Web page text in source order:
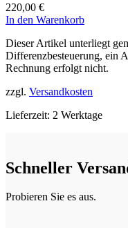
220,00 €
In den Warenkorb
Dieser Artikel unterliegt
Differenzbesteuerung, ein
Rechnung erfolgt nicht.
zzgl. Versandkosten
Lieferzeit: 2 Werktage
Schneller
Probieren Sie es aus.